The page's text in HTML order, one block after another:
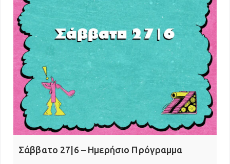
Σάββατο 27|6 – Ημερήσιο Πρόγραμμα